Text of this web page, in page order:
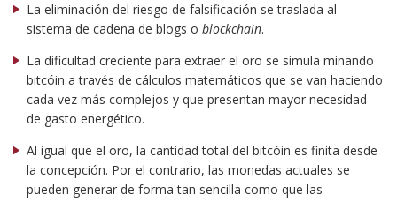
La eliminación del riesgo de falsificación se traslada al
sistema de cadena de blogs o blockchain.
La dificultad creciente para extraer el oro se simula minando
bitcóin a través de cálculos matemáticos que se van haciendo
cada vez más complejos y que presentan mayor necesidad
de gasto energético.
Al igual que el oro, la cantidad total del bitcóin es finita desde
la concepción. Por el contrario, las monedas actuales se
pueden generar de forma tan sencilla como que las